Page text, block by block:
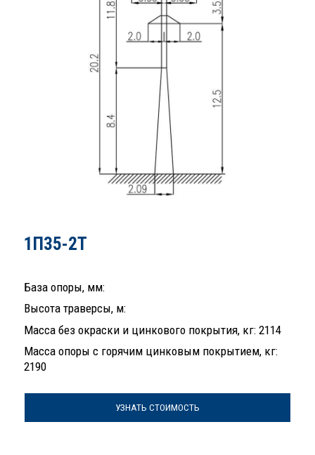
1П35-2Т
База опоры, мм:
Высота траверсы, м:
Масса без окраски и цинкового покрытия, кг: 2114
Масса опоры с горячим цинковым покрытием, кг:
2190
УЗНАТЬ СТОИМОСТЬ